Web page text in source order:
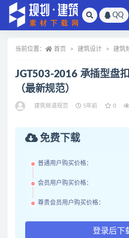
QQ
当前位置： 首页 建筑设计 建筑
JGT503-2016 承插型盘
（最新规范）
建筑频道规范 5年前 0
免费下载
普通用户购买价格：
会员用户购买价格：
尊贵会员用户购买价格：
登录后下
全部